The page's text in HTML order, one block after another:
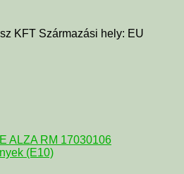
KFT Származási hely: EU
(E10)